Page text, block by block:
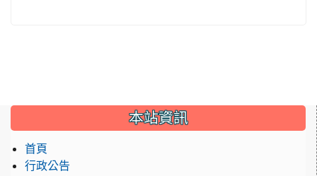
::: 本站資訊
首頁
行政公告